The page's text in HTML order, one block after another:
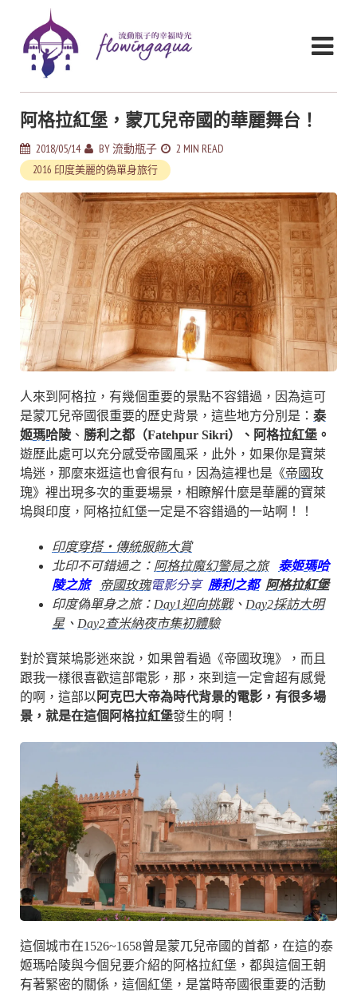
阿格拉紅堡，蒙兀兒帝國的華麗舞台！
2018/05/14 BY流動瓶子 2 MIN READ
2016 印度美麗的偽單身旅行
人來到阿格拉，有幾個重要的景點不容錯過，因為這可
是蒙兀兒帝國很重要的歷史背景，這些地方分別是： 泰
姬瑪哈陵 、 勝利之都（Fatehpur Sikri）、阿格拉紅堡。
遊歷此處可以充分感受帝國風采，此外，如果你是寶萊
塢迷，那麼來逛這也會很有fu，因為這裡也是《帝國玫
瑰》裡出現多次的重要場景，相瞭解什麼是華麗的寶萊
塢與印度，阿格拉紅堡一定是不容錯過的一站啊！！
印度穿搭・傳統服飾大賞
北印不可錯過之： 阿格拉魔幻警局之旅
泰姬瑪哈
陵之旅
帝國玫瑰電影分享 勝利之都 阿格拉紅堡
印度偽單身之旅： Day1迎向挑戰、 Day2採訪大明
星、 Day2查米納夜市集初體驗
對於寶萊塢影迷來說，如果曾看過《帝國玫瑰》，而且
跟我一樣很喜歡這部電影，那，來到這一定會超有感覺
的啊，這部以 阿克巴大帝為時代背景的電影，有很多場
景，就是在這個阿格拉紅堡發生的啊！
這個城市在1526~1658曾是蒙兀兒帝國的首都，在這的泰
姬瑪哈陵與今個兒要介紹的阿格拉紅堡，都與這個王朝
有著緊密的關係，這個紅堡，是當時帝國很重要的活動